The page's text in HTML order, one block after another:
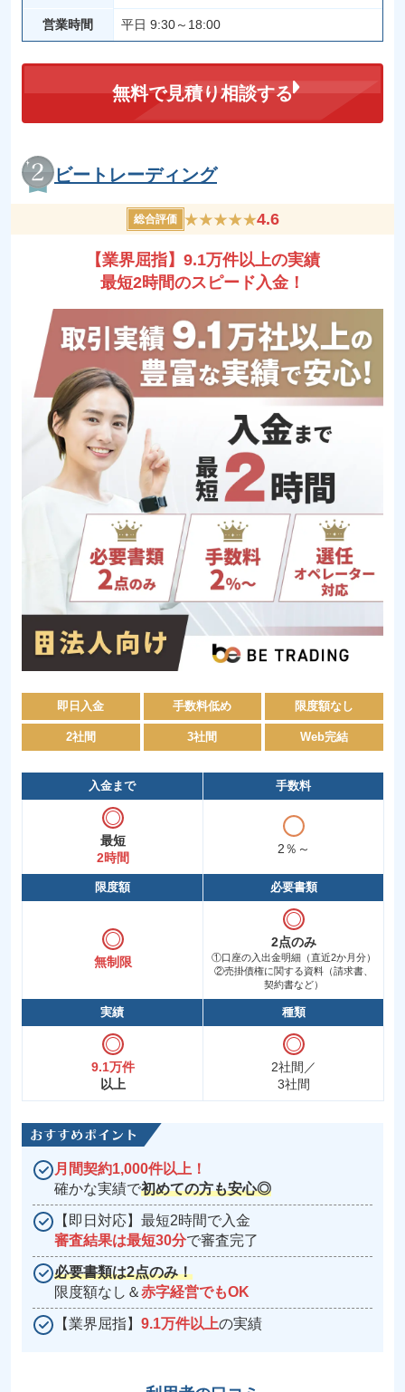
営業時間 平日 9:30～18:00
無料で見積り相談する
ビートレーディング
総合評価 4.6
【業界屈指】9.1万件以上の実績
最短2時間のスピード入金！
即日入金 手数料低め 限度額なし
2社間 3社間 Web完結
入金まで 手数料
最短
2時間
2％～
限度額 必要書類
無制限
2点のみ
①口座の入出金明細（直近2か月分）
②売掛債権に関する資料（請求書、
契約書など）
実績 種類
9.1万件
以上
2社間／
3社間
月間契約1,000件以上！
確かな実績で初めての方も安心◎
【即日対応】最短2時間で入金
審査結果は最短30分で審査完了
必要書類は2点のみ！
限度額なし＆赤字経営でもOK
【業界屈指】 9.1万件以上の実績